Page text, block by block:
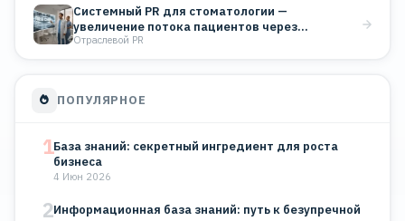
Системный PR для стоматологии —
увеличение потока пациентов через
публикации…
Отраслевой PR
ПОПУЛЯРНОЕ
1База знаний: секретный ингредиент для роста
бизнеса
4 Июн 2026
2Информационная база знаний: путь к безупречной